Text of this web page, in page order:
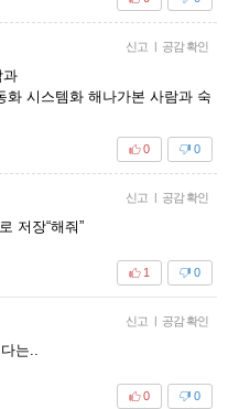
신고 | 공감 확인
과
화 시스템화 해나가본 사람과 숙
0
0
신고 | 공감 확인
저장“해줘”
0
1
신고 | 공감 확인
는..
0
0